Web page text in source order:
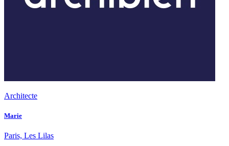
Architecte
Marie
Paris, Les Lilas